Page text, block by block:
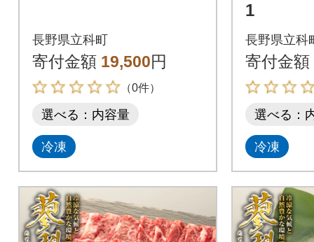
長野県立科町
寄付金額 19,500円
（0件）
選べる：内容量
冷凍
1
長野県立科
寄付金額
選べる：
冷凍